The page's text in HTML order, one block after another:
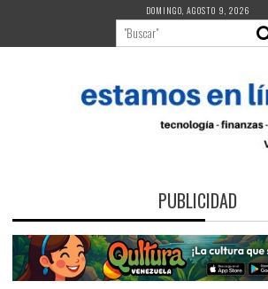
contenido
DOMINGO, AGOSTO 9, 2026
PUBLICIDAD